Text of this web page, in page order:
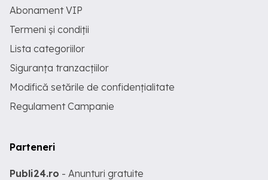
Abonament VIP
Termeni și condiții
Lista categoriilor
Siguranța tranzacțiilor
Modifică setările de confidențialitate
Regulament Campanie
Parteneri
Publi24.ro - Anunturi gratuite